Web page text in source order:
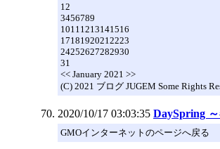
12
3456789
10111213141516
17181920212223
24252627282930
31
<< January 2021 >>
(C) 2021 ブログ JUGEM Some Rights
2020/10/17 03:03:35 DaySpring
GMOインターネットのページへ戻る